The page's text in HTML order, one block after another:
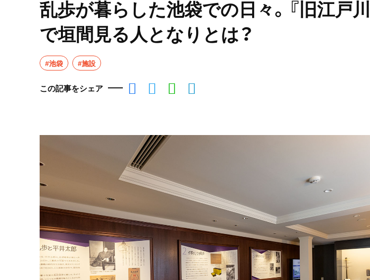
乱歩が暮らした池袋での日々。『旧江戸川
で垣間見る人となりとは？
#池袋 #施設
この記事をシェア